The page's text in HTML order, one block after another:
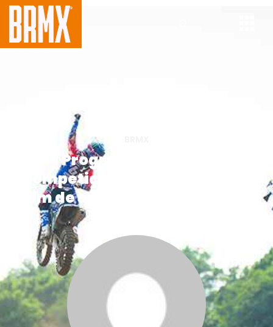
Programações das
competições off-road para o
fim de semana, 2 e 3 de julho